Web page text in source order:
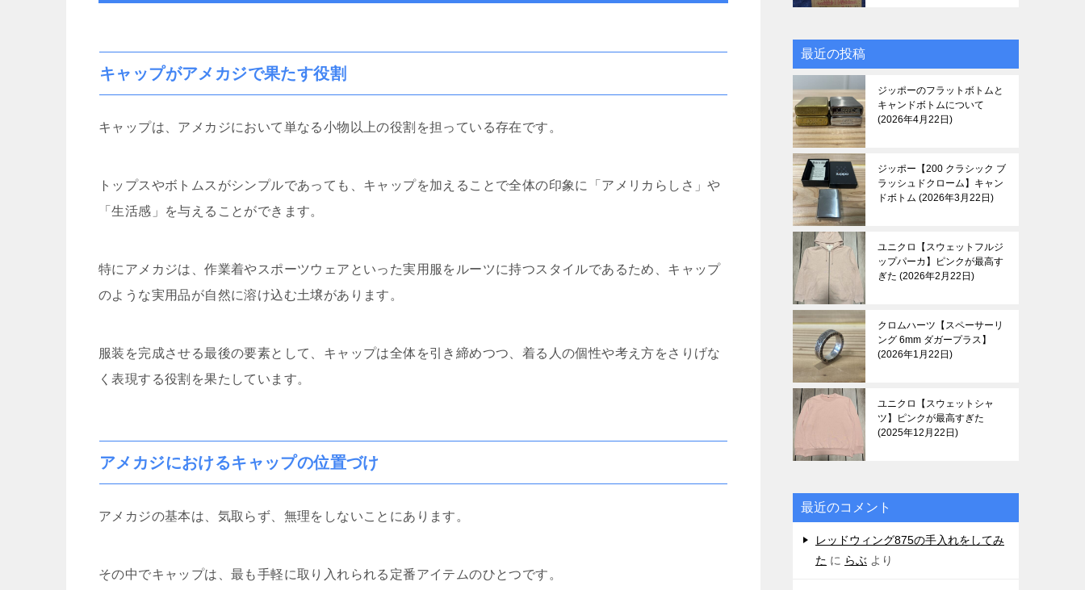
キャップがアメカジで果たす役割
キャップは、アメカジにおいて単なる小物以上の役割を担っている存在です。
トップスやボトムスがシンプルであっても、キャップを加えることで全体の印象に「アメリカらしさ」や
「生活感」を与えることができます。
特にアメカジは、作業着やスポーツウェアといった実用服をルーツに持つスタイルであるため、キャップ
のような実用品が自然に溶け込む土壌があります。
服装を完成させる最後の要素として、キャップは全体を引き締めつつ、着る人の個性や考え方をさりげな
く表現する役割を果たしています。
アメカジにおけるキャップの位置づけ
アメカジの基本は、気取らず、無理をしないことにあります。
その中でキャップは、最も手軽に取り入れられる定番アイテムのひとつです。
最近の投稿
ジッポーのフラットボトムと
キャンドボトムについて
2026年4月22日
ジッポー【200 クラシック ブ
ラッシュドクローム】キャン
ドボトム 2026年3月22日
ユニクロ【スウェットフルジ
ップパーカ】ピンクが最高す
ぎた 2026年2月22日
クロムハーツ【スペーサーリ
ング 6mm ダガープラス】
2026年1月22日
ユニクロ【スウェットシャ
ツ】ピンクが最高すぎた
2025年12月22日
最近のコメント
レッドウィング875の手入れをしてみ
た に らぶ より